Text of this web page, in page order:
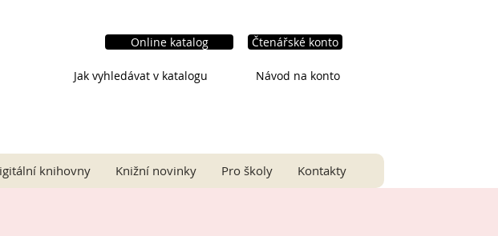
Online katalog
Jak vyhledávat v katalogu
Čtenářské konto
Návod na konto
knihovny Knižní novinky Pro školy Kontakty